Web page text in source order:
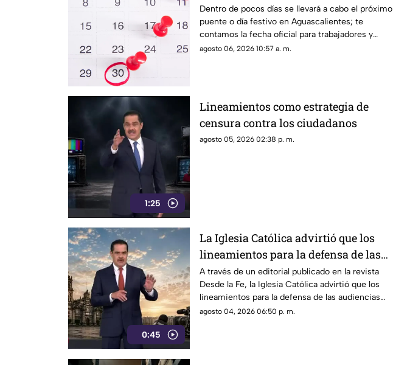
estudiantes en Aguascalientes
Dentro de pocos días se llevará a cabo el próximo
puente o día festivo en Aguascalientes; te
contamos la fecha oficial para trabajadores y
estudiantes
agosto 06, 2026 10:57 a. m.
1:25
Lineamientos como estrategia de
censura contra los ciudadanos
agosto 05, 2026 02:38 p. m.
0:45
La Iglesia Católica advirtió que los
lineamientos para la defensa de las
audiencias podrían convertirse en un
mecanismo de censura
A través de un editorial publicado en la revista
Desde la Fe, la Iglesia Católica advirtió que los
lineamientos para la defensa de las audiencias
podrían convertirse en un mecanismo de censura
agosto 04, 2026 06:50 p. m.